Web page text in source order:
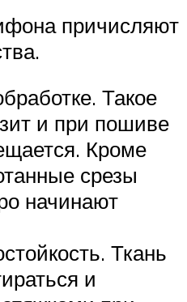
причисляют
Такое
и при пошиве
Кроме
срезы
начинают
Ткань
и